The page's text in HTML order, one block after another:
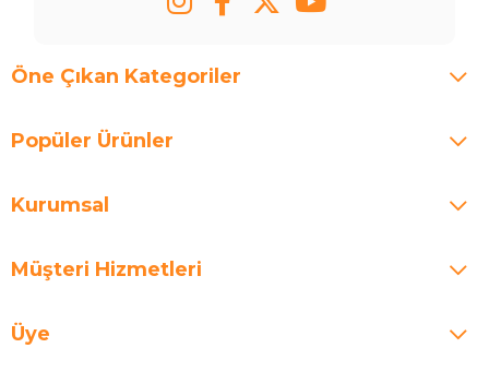
Öne Çıkan Kategoriler
Popüler Ürünler
Kurumsal
Müşteri Hizmetleri
Üye